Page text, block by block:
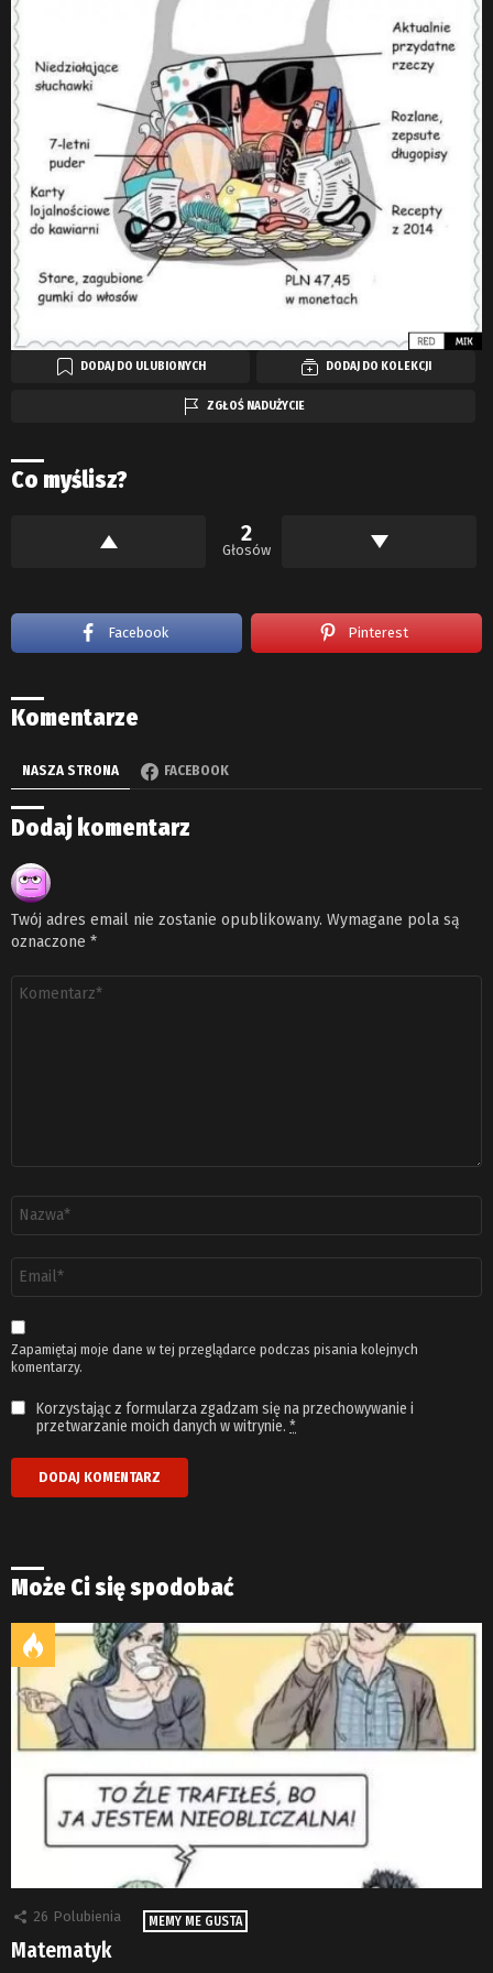
DODAJ DO ULUBIONYCH DODAJ DO KOLEKCJI
ZGŁOŚ NADUŻYCIE
Co myślisz?
2
Głosów
Facebook Pinterest
Komentarze
NASZA STRONA FACEBOOK
Dodaj komentarz
Twój adres email nie zostanie opublikowany. Wymagane pola są
oznaczone *
email
*
Zapamiętaj moje dane w tej przeglądarce podczas pisania kolejnych
komentarzy.
Korzystając z formularza zgadzam się na przechowywanie i
przetwarzanie moich danych w witrynie. *
Może Ci się spodobać
26 Polubienia MEMY ME GUSTA
Matematyk